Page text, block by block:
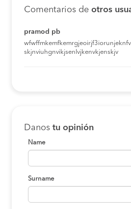
Comentarios de otros
pramod pb
skjnviuhgnvikjsenlvjkenvkjenskjv
Danos tu opinión
Name
Surname